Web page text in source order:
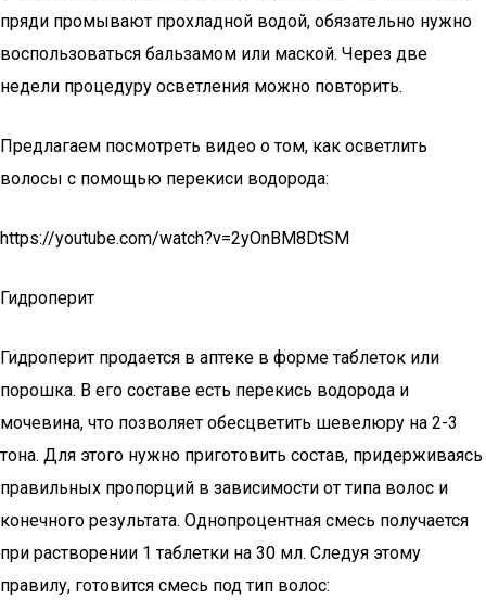
пряди промывают прохладной водой, обязательно нужно
воспользоваться бальзамом или маской. Через две
недели процедуру осветления можно повторить.
Предлагаем посмотреть видео о том, как осветлить
волосы с помощью перекиси водорода:
https://youtube.com/watch?v=2yOnBM8DtSM
Гидроперит
Гидроперит продается в аптеке в форме таблеток или
порошка. В его составе есть перекись водорода и
мочевина, что позволяет обесцветить шевелюру на 2-3
тона. Для этого нужно приготовить состав, придерживаясь
правильных пропорций в зависимости от типа волос и
конечного результата. Однопроцентная смесь получается
при растворении 1 таблетки на 30 мл. Следуя этому
правилу, готовится смесь под тип волос: